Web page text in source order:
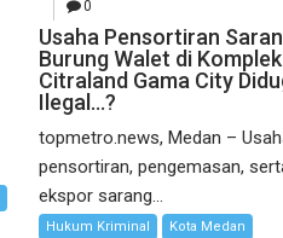
0
Usaha Pensortiran
Burung Walet di Komplek
Citraland Gama City
Ilegal…?
topmetro.news, Medan –
pensortiran, pengemasan,
ekspor sarang...
Hukum Kriminal Kota Medan